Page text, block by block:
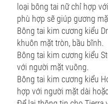
loại bông tai nữ chỉ hợp
phù hợp sẽ giúp gương
Bông tai kim cương kiểu
khuôn mặt tròn, bầu bĩnh.
Bông tai kim cương kiểu
với người mặt vuông.
Bông tai kim cương kiểu
hợp với người mặt dài